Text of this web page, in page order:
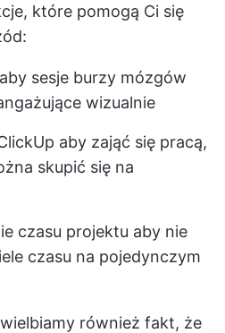
które pomogą Ci się
aby sesje burzy mózgów
wizualnie
aby zająć się pracą,
skupić się na
czasu projektu aby nie
czasu na pojedynczym
również fakt, że